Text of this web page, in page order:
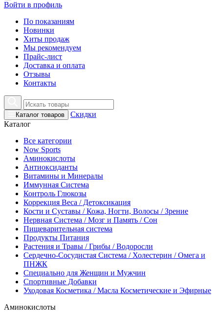
Войти в профиль
По показаниям
Новинки
Хиты продаж
Мы рекомендуем
Прайс-лист
Доставка и оплата
Отзывы
Контакты
Каталог товаров
Скидки
Каталог
Все категории
Now Sports
Аминокислоты
Антиоксиданты
Витамины и Минералы
Иммунная Система
Контроль Глюкозы
Коррекция Веса / Детоксикация
Кости и Суставы / Кожа, Ногти, Волосы / Зрение
Нервная Система / Мозг и Память / Сон
Пищеварительная система
Продукты Питания
Растения и Травы / Грибы / Водоросли
Сердечно-Сосудистая Система / Холестерин / Омега и
ПНЖК
Специально для Женщин и Мужчин
Спортивные Добавки
Уходовая Косметика / Масла Косметические и Эфирные
Аминокислоты